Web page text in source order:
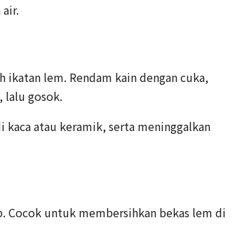
lem. Rendam kain dengan cuka,
lalu gosok.
atau keramik, serta meninggalkan
Cocok untuk membersihkan bekas lem di